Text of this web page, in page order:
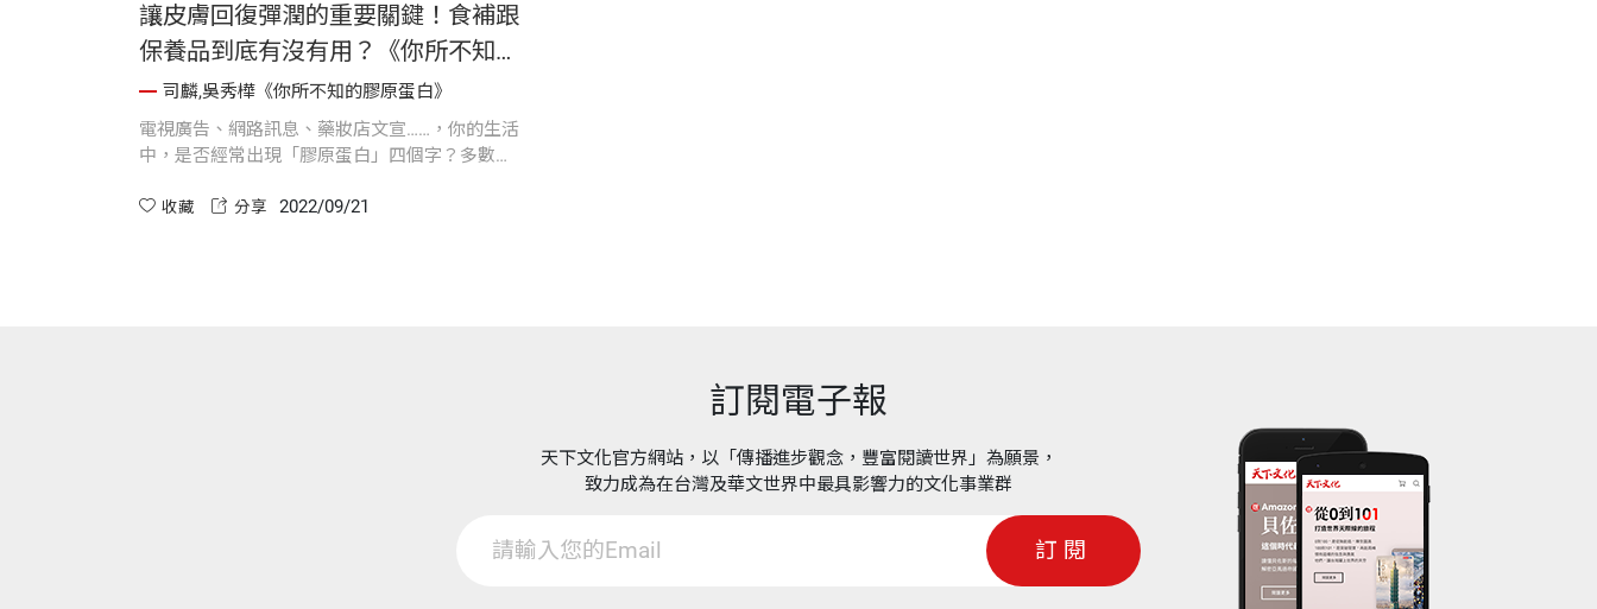
讓皮膚回復彈潤的重要關鍵！食補跟
保養品到底有沒有用？《你所不知的
膠原蛋白》
司麟,吳秀樺《你所不知的膠原蛋白》
電視廣告、網路訊息、藥妝店文宣……，你的生活
中，是否經常出現「膠原蛋白」四個字？多數人
它，也低估了它的重要性。
收藏 分享 2022/09/21
訂閱電子報
天下文化官方網站，以「傳播進步觀念，豐富閱讀世界」為願景，
致力成為在台灣及華文世界中最具影響力的文化事業群
訂閱